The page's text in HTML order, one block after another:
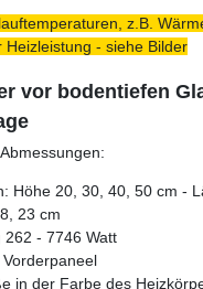
z.B.
- siehe Bilder
vor bodentiefen
Höhe 20, 30, 40, 50 cm -
23 cm
262 - 7746 Watt
in der Farbe des